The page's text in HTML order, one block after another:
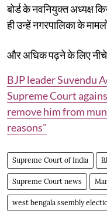
बोर्ड के नवनियुक्त अध्यक्ष
ही उन्हें नगरपालिका के
और अधिक पढ़ने के लिए
BJP leader Suvendu
Supreme Court
remove him from
reasons"
Supreme Court of India
Supreme Court news
west bengala ssembly